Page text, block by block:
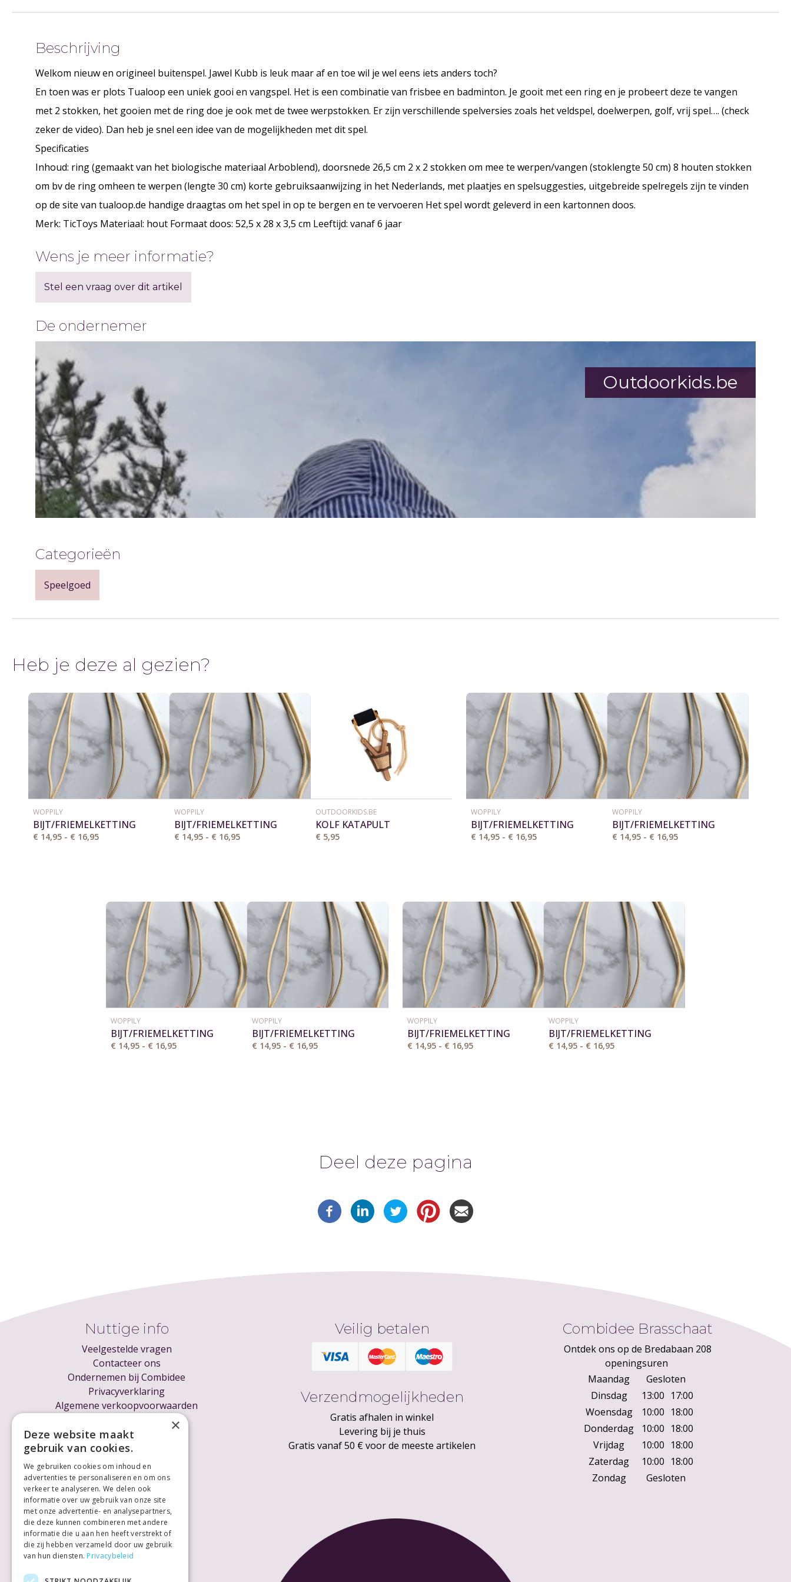
Beschrijving
Welkom nieuw en origineel buitenspel. Jawel Kubb is leuk maar af en toe wil je wel eens iets anders toch?
En toen was er plots Tualoop een uniek gooi en vangspel. Het is een combinatie van frisbee en badminton. Je gooit met een ring en je probeert deze te vangen
met 2 stokken, het gooien met de ring doe je ook met de twee werpstokken. Er zijn verschillende spelversies zoals het veldspel, doelwerpen, golf, vrij spel…. (check
zeker de video). Dan heb je snel een idee van de mogelijkheden met dit spel.
Specificaties
Inhoud: ring (gemaakt van het biologische materiaal Arboblend), doorsnede 26,5 cm 2 x 2 stokken om mee te werpen/vangen (stoklengte 50 cm) 8 houten stokken
om bv de ring omheen te werpen (lengte 30 cm) korte gebruiksaanwijzing in het Nederlands, met plaatjes en spelsuggesties, uitgebreide spelregels zijn te vinden
op de site van tualoop.de handige draagtas om het spel in op te bergen en te vervoeren Het spel wordt geleverd in een kartonnen doos.
Merk: TicToys Materiaal: hout Formaat doos: 52,5 x 28 x 3,5 cm Leeftijd: vanaf 6 jaar
Wens je meer informatie?
Stel een vraag over dit artikel
De ondernemer
Outdoorkids.be
Categorieën
Speelgoed
Heb je deze al gezien?
WOPPILY
BIJT/FRIEMELKETTING
€ 14,95 - € 16,95
WOPPILY
BIJT/FRIEMELKETTING
€ 14,95 - € 16,95
OUTDOORKIDS.BE
KOLF KATAPULT
€ 5,95
WOPPILY
BIJT/FRIEMELKETTING
€ 14,95 - € 16,95
WOPPILY
BIJT/FRIEMELKETTING
€ 14,95 - € 16,95
WOPPILY
BIJT/FRIEMELKETTING
€ 14,95 - € 16,95
WOPPILY
BIJT/FRIEMELKETTING
€ 14,95 - € 16,95
WOPPILY
BIJT/FRIEMELKETTING
€ 14,95 - € 16,95
WOPPILY
BIJT/FRIEMELKETTING
€ 14,95 - € 16,95
Deel deze pagina
Nuttige info
Veelgestelde vragen
Contacteer ons
Ondernemen bij Combidee
Privacyverklaring
Algemene verkoopvoorwaarden
Voor ondernemers
Veilig betalen
Verzendmogelijkheden
Gratis afhalen in winkel
Levering bij je thuis
Gratis vanaf 50 € voor de meeste artikelen
Combidee Brasschaat
Ontdek ons op de Bredabaan 208
openingsuren
Maandag
Gesloten
Dinsdag
13:00 17:00
Woensdag
10:00 18:00
Donderdag
10:00 18:00
Vrijdag
10:00 18:00
Zaterdag
10:00 18:00
Zondag
Gesloten
×
Deze website maakt
gebruik van cookies.
We gebruiken cookies om inhoud en
advertenties te personaliseren en om ons
verkeer te analyseren. We delen ook
informatie over uw gebruik van onze site
met onze advertentie- en analysepartners,
die deze kunnen combineren met andere
informatie die u aan hen heeft verstrekt of
die zij hebben verzameld door uw gebruik
van hun diensten. Privacybeleid